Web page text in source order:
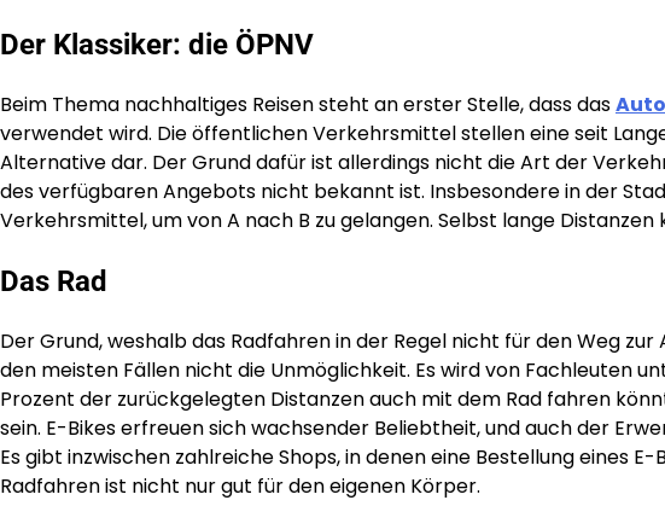
Der Klassiker: die ÖPNV
Beim Thema nachhaltiges Reisen steht an erster Stelle, dass das
verwendet wird. Die öffentlichen Verkehrsmittel stellen eine seit
Alternative dar. Der Grund dafür ist allerdings nicht die Art der
des verfügbaren Angebots nicht bekannt ist. Insbesondere in der
Verkehrsmittel, um von A nach B zu gelangen. Selbst lange
Das Rad
Der Grund, weshalb das Radfahren in der Regel nicht für den Weg
den meisten Fällen nicht die Unmöglichkeit. Es wird von Fachleuten
Prozent der zurückgelegten Distanzen auch mit dem Rad fahren
sein. E-Bikes erfreuen sich wachsender Beliebtheit, und auch der
Es gibt inzwischen zahlreiche Shops, in denen eine Bestellung eines
Radfahren ist nicht nur gut für den eigenen Körper.